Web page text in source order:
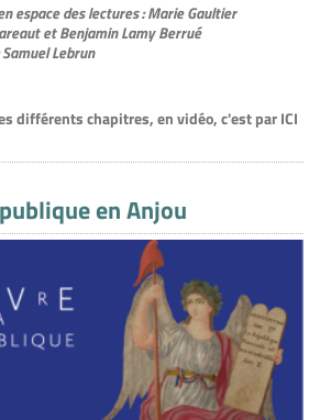
espace des lectures : Marie Gaultier
et Benjamin Lamy Berrué
Lebrun
différents chapitres, en vidéo, c'est par ICI
en Anjou